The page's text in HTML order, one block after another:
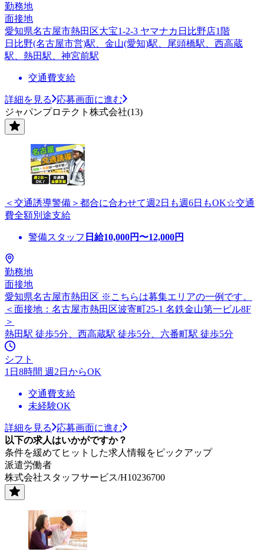
勤務地
面接地
愛知県名古屋市熱田区大宝1-2-3 ヤマナカ日比野店1階
日比野(名古屋市営)駅、金山(愛知)駅、尾頭橋駅、西高蔵
駅、熱田駅、神宮前駅
交通費支給
詳細を見る
応募画面に進む
ジャパンプロテクト株式会社(13)
＜交通誘導警備＞都合に合わせて週2日も週6日もOK☆交通
費全額別途支給
警備スタッフ 日給10,000円〜12,000円
勤務地
面接地
愛知県名古屋市熱田区 ※こちらは募集エリアの一例です。
＜面接地：名古屋市熱田区波寄町25-1 名鉄金山第一ビル8F
＞
熱田駅 徒歩5分、西高蔵駅 徒歩5分、六番町駅 徒歩5分
シフト
1日8時間 週2日からOK
交通費支給
未経験OK
詳細を見る
応募画面に進む
以下の求人はいかがですか？
条件を緩めてヒットした求人情報をピックアップ
派遣労働者
株式会社スタッフサービス/H10236700